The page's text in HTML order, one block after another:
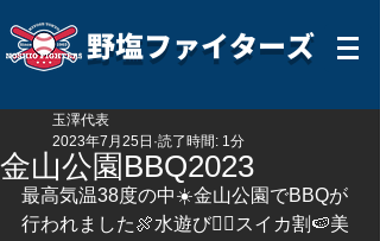
野塩ファイターズ
金山公園BBQ2023
玉澤代表
2023年7月25日 読了時間: 1分
最高気温38度の中☀️金山公園でBBQが
行われました🍖水遊び🏊‍♀️スイカ割🍉美